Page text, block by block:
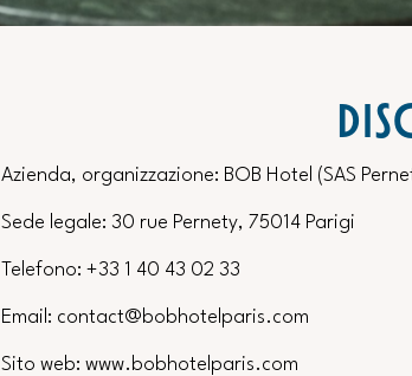
Azienda, organizzazione: BOB Hotel (SAS
Sede legale: 30 rue Pernety, 75014 Parigi
Telefono: +33 1 40 43 02 33
Email: contact@bobhotelparis.com
Sito web: www.bobhotelparis.com